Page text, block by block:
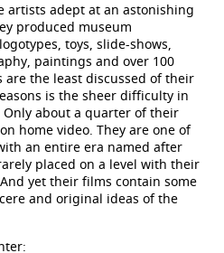
artists adept at an astonishing
produced museum
toys, slide-shows,
paintings and over 100
the least discussed of their
is the sheer difficulty in
about a quarter of their
home video. They are one of
an entire era named after
placed on a level with their
yet their films contain some
and original ideas of the